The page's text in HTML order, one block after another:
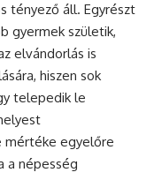
tényező áll. Egyrészt
gyermek születik,
elvándorlás is
hiszen sok
telepedik le
mértéke egyelőre
a népesség